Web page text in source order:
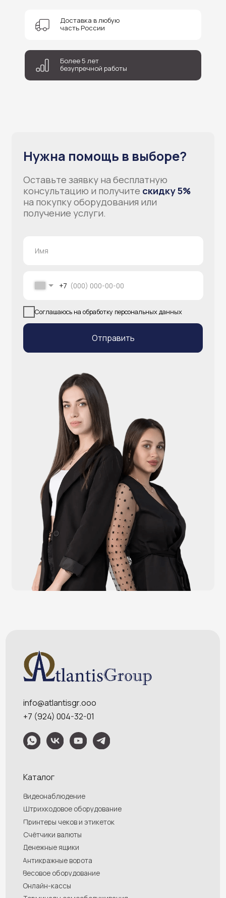
Доставка в любую
часть России
Более 5 лет
безупречной работы
Отправить
+7 (924) 004-32-01
info@atlantisgr.ooo
Видеонаблюдение
Принтеры чеков и этикеток
Контакты
Политика конфидециальности
Штрихкодовое оборудование
Весовое оборудование
Счётчики валюты
Терминалы самообслуживания
Денежные ящики
Онлайн-кассы
Антикражные ворота
Обращаем Ваше внимание на то, что данный интернет-сайт носит
публичной офертой, определяемой положениями Статей 435 и 437
Гражданского кодекса РФ. Ваш заказ, включая стоимость и наличие товара,
номер, указанный Вами при заказе.
POS-компьютеры
POS-моноблоки
POS-мониторы